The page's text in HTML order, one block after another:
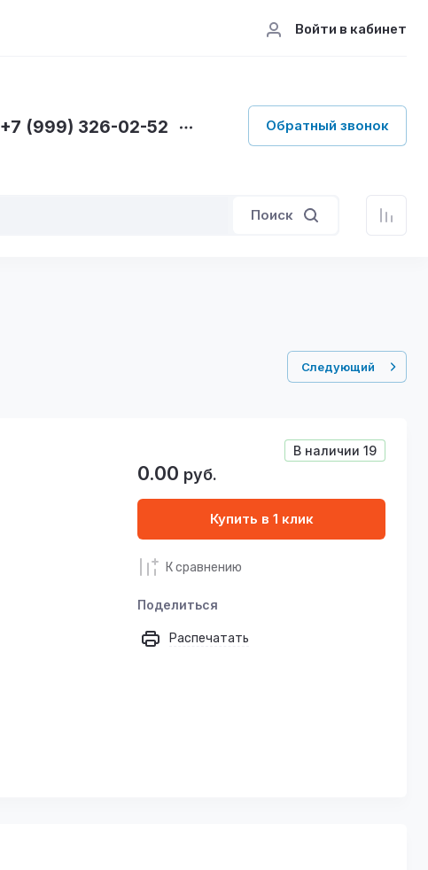
Войти в кабинет
+7 (999) 326-02-52 Обратный звонок
Поиск
Следующий
В наличии 19
0.00 руб.
Купить в 1 клик
К сравнению
Поделиться
Распечатать